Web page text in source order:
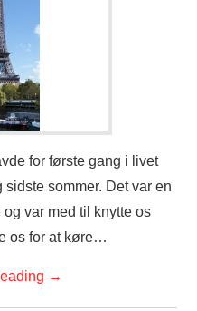
for første gang i livet
sommer. Det var en
var med til knytte os
os for at køre…
→